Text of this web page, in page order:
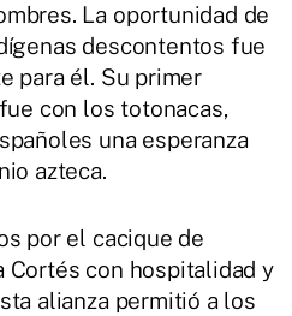
La oportunidad de
descontentos fue
para él. Su primer
con los totonacas,
una esperanza
azteca.
por el cacique de
Cortés con hospitalidad y
alianza permitió a los